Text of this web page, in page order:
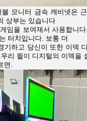
모니터 금속 캐비넷은
상부는 있습니다
임을 보여재서 사용합니
터치입니다. 보통 더
기하고 당신이 또한 이덱
리 윌이 디지털의 이덱을
면.